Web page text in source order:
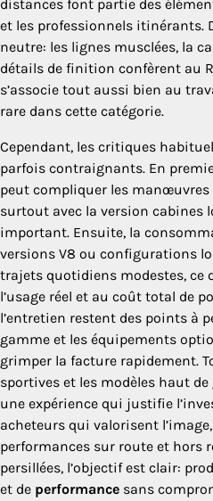
distances font partie des
et les professionnels itinérants.
neutre: les lignes musclées, la
détails de finition confèrent au
s’associe tout aussi bien au
rare dans cette catégorie.
Cependant, les critiques
parfois contraignants. En
peut compliquer les
surtout avec la version cabines
important. Ensuite, la
versions V8 ou configurations
trajets quotidiens modestes, ce
l’usage réel et au coût total de
l’entretien restent des points à
gamme et les équipements
grimper la facture rapidement.
sportives et les modèles haut
une expérience qui justifie
acheteurs qui valorisent
performances sur route et hors
persillées, l’objectif est clair:
et de performance sans